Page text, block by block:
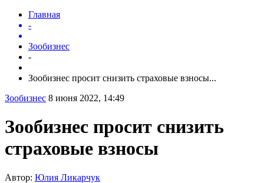
Главная
-
Зообизнес
-
Зообизнес просит снизить страховые взносы...
Зообизнес 8 июня 2022, 14:49
Зообизнес просит снизить
страховые взносы
Автор: Юлия Ликарчук